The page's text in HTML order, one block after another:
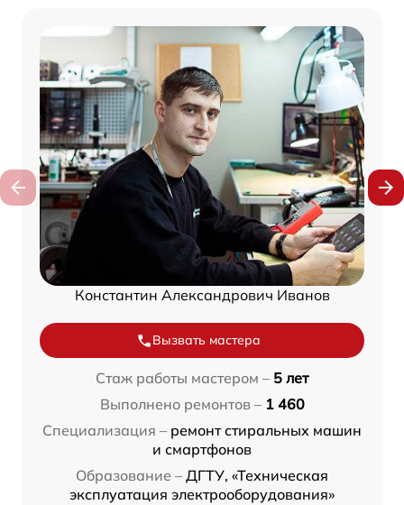
Константин Александрович Иванов
Вызвать мастера
Стаж работы мастером – 5 лет
Выполнено ремонтов – 1 460
Специализация – ремонт стиральных машин
и смартфонов
Образование – ДГТУ, «Техническая
эксплуатация электрооборудования»